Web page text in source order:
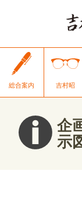
総合案内 吉村昭
企
示